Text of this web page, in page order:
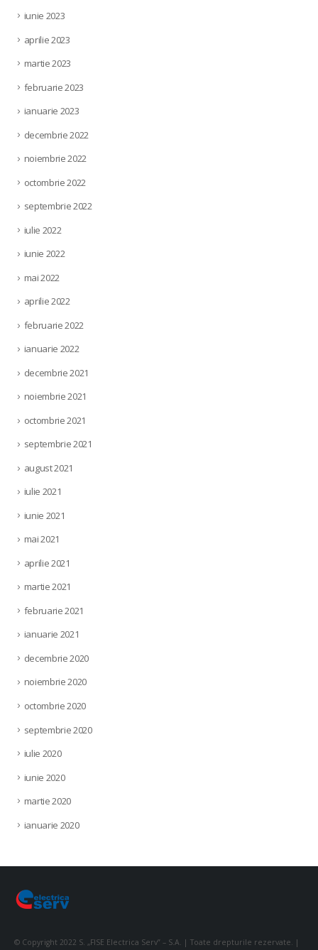
iunie 2023
aprilie 2023
martie 2023
februarie 2023
ianuarie 2023
decembrie 2022
noiembrie 2022
octombrie 2022
septembrie 2022
iulie 2022
iunie 2022
mai 2022
aprilie 2022
februarie 2022
ianuarie 2022
decembrie 2021
noiembrie 2021
octombrie 2021
septembrie 2021
august 2021
iulie 2021
iunie 2021
mai 2021
aprilie 2021
martie 2021
februarie 2021
ianuarie 2021
decembrie 2020
noiembrie 2020
octombrie 2020
septembrie 2020
iulie 2020
iunie 2020
martie 2020
ianuarie 2020
© Copyright 2022 S. „FISE Electrica Serv” – S.A. | Toate drepturile rezervate. |